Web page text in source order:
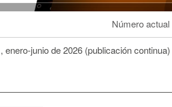
Número actual
enero-junio de 2026 (publicación continua)